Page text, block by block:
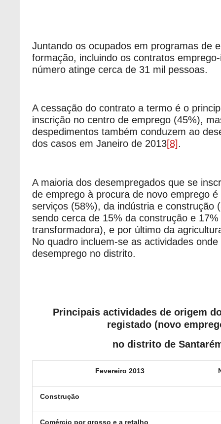
Juntando os ocupados em programas de
formação, incluindo os contratos
número atinge cerca de 31 mil pessoas.
A cessação do contrato a termo é o
inscrição no centro de emprego (45%),
despedimentos também conduzem ao
dos casos em Janeiro de 2013[8].
A maioria dos desempregados que se
de emprego à procura de novo emprego é
serviços (58%), da indústria e construção
sendo cerca de 15% da construção e
transformadora), e por último da
No quadro incluem-se as actividades
desemprego no distrito.
Principais actividades de origem
registado (novo
no distrito de
Fevereiro 2013
Construção
Comércio por grosso e a retalho